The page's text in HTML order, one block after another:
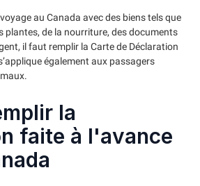
au Canada avec des biens tels que
plantes, de la nourriture, des documents
il faut remplir la Carte de Déclaration
également aux passagers
la
faite à l'avance